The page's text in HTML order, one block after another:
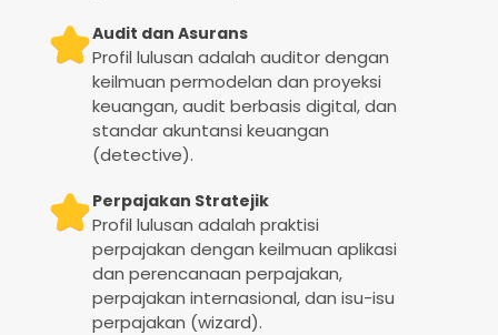
Audit dan Asurans
Profil lulusan adalah auditor dengan
keilmuan permodelan dan proyeksi
keuangan, audit berbasis digital, dan
standar akuntansi keuangan
(detective).
Perpajakan Stratejik
Profil lulusan adalah praktisi
perpajakan dengan keilmuan aplikasi
dan perencanaan perpajakan,
perpajakan internasional, dan isu-isu
perpajakan (wizard).